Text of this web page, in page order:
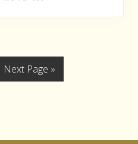
G
o
Next Page »